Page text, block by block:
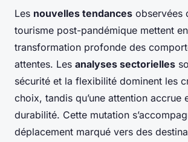
Les nouvelles tendances observées
tourisme post-pandémique mettent
transformation profonde des
attentes. Les analyses sectorielles
sécurité et la flexibilité dominent les
choix, tandis qu’une attention accrue
durabilité. Cette mutation
déplacement marqué vers des